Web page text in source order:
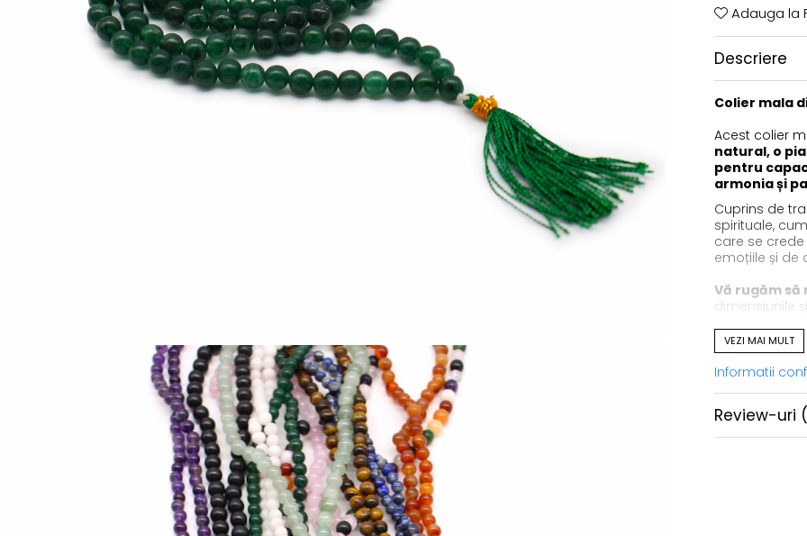
Adauga la
Descriere
Colier mala
Acest colier
natural, o
pentru
armonia și
Cuprins de
spirituale,
care se
emoțiile și de
Vă rugăm
dimensiunile
este de
VEZI MAI MULT
Informatii
Review-uri